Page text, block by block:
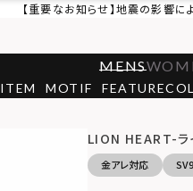
【重要なお知らせ】地震の影響
MENS
ITEM MOTIF FEATURE
LION HEART-ラ
金アレ対応